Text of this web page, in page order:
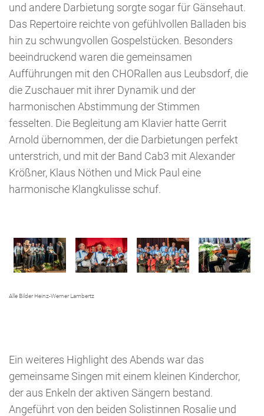
und andere Darbietung sorgte sogar für Gänsehaut.
Das Repertoire reichte von gefühlvollen Balladen bis
hin zu schwungvollen Gospelstücken. Besonders
beeindruckend waren die gemeinsamen
Aufführungen mit den CHORallen aus Leubsdorf, die
die Zuschauer mit ihrer Dynamik und der
harmonischen Abstimmung der Stimmen
fesselten. Die Begleitung am Klavier hatte Gerrit
Arnold übernommen, der die Darbietungen perfekt
unterstrich, und mit der Band Cab3 mit Alexander
Krößner, Klaus Nöthen und Mick Paul eine
harmonische Klangkulisse schuf.
Alle Bilder Heinz-Werner Lambertz
Ein weiteres Highlight des Abends war das
gemeinsame Singen mit einem kleinen Kinderchor,
der aus Enkeln der aktiven Sängern bestand.
Angeführt von den beiden Solistinnen Rosalie und